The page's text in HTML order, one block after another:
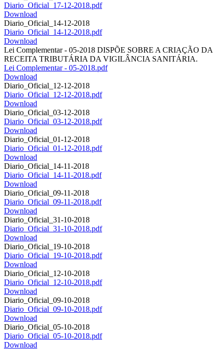
Diario_Oficial_17-12-2018.pdf
Download
Diario_Oficial_14-12-2018
Diario_Oficial_14-12-2018.pdf
Download
Lei Complementar - 05-2018 DISPÕE SOBRE A CRIAÇÃO DA
RECEITA TRIBUTÁRIA DA VIGILÂNCIA SANITÁRIA.
Lei Complementar - 05-2018.pdf
Download
Diario_Oficial_12-12-2018
Diario_Oficial_12-12-2018.pdf
Download
Diario_Oficial_03-12-2018
Diario_Oficial_03-12-2018.pdf
Download
Diario_Oficial_01-12-2018
Diario_Oficial_01-12-2018.pdf
Download
Diario_Oficial_14-11-2018
Diario_Oficial_14-11-2018.pdf
Download
Diario_Oficial_09-11-2018
Diario_Oficial_09-11-2018.pdf
Download
Diario_Oficial_31-10-2018
Diario_Oficial_31-10-2018.pdf
Download
Diario_Oficial_19-10-2018
Diario_Oficial_19-10-2018.pdf
Download
Diario_Oficial_12-10-2018
Diario_Oficial_12-10-2018.pdf
Download
Diario_Oficial_09-10-2018
Diario_Oficial_09-10-2018.pdf
Download
Diario_Oficial_05-10-2018
Diario_Oficial_05-10-2018.pdf
Download